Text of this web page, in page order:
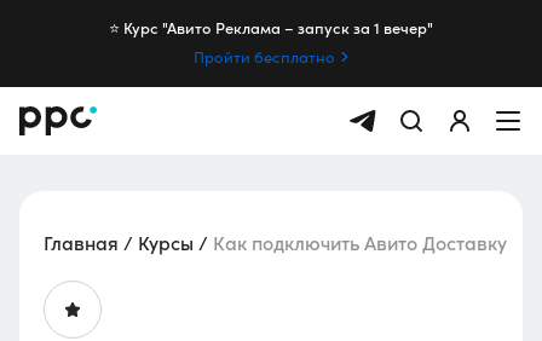
⭐️ Курс "Авито Реклама – запуск за 1 вечер"
Пройти бесплатно
Главная Курсы Как подключить Авито Доставку